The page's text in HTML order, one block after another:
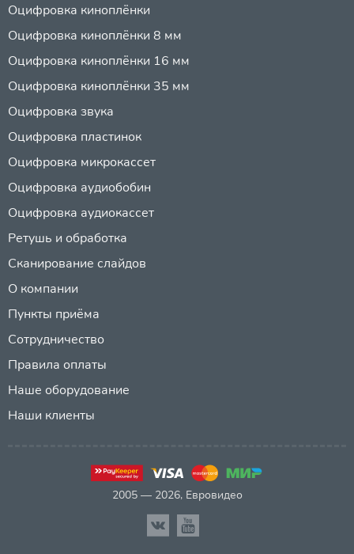
Оцифровка киноплёнки
Оцифровка киноплёнки 8 мм
Оцифровка киноплёнки 16 мм
Оцифровка киноплёнки 35 мм
Оцифровка звука
Оцифровка пластинок
Оцифровка микрокассет
Оцифровка аудиобобин
Оцифровка аудиокассет
Ретушь и обработка
Сканирование слайдов
О компании
Пункты приёма
Сотрудничество
Правила оплаты
Наше оборудование
Наши клиенты
2005 — 2026, Евровидео